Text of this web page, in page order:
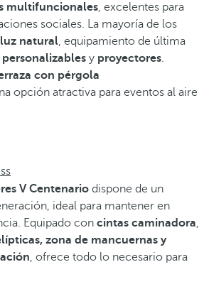
multifuncionales, excelentes para
sociales. La mayoría de los
luz natural, equipamiento de última
y proyectores.
con pérgola
opción atractiva para eventos al aire
V Centenario dispone de un
ideal para mantener en
Equipado con cintas caminadora,
zona de mancuernas y
, ofrece todo lo necesario para